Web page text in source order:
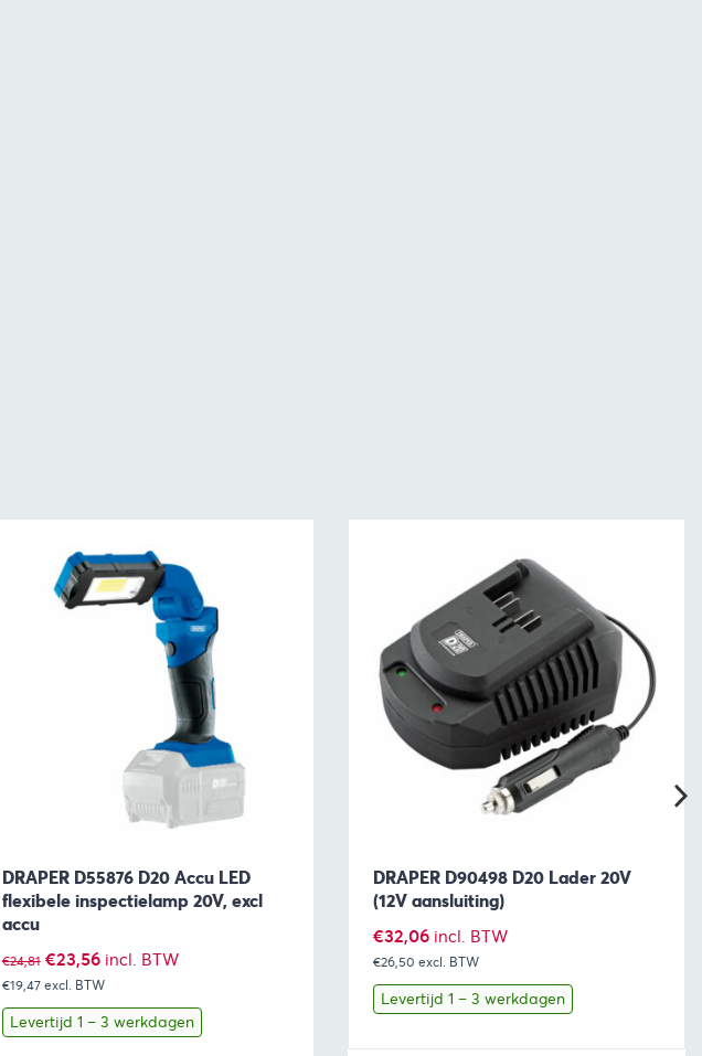
DRAPER D55876 D20 Accu LED
flexibele inspectielamp 20V, excl
accu
€24,81 Oorspronkelijke
prijs
was:
€23,56Huidige
prijs
is:
incl. BTW
€19,47 excl. BTW
Levertijd 1 – 3 werkdagen
DRAPER D90498 D20 Lader 20V
(12V aansluiting)
€32,06 incl. BTW
€26,50 excl. BTW
Levertijd 1 – 3 werkdagen